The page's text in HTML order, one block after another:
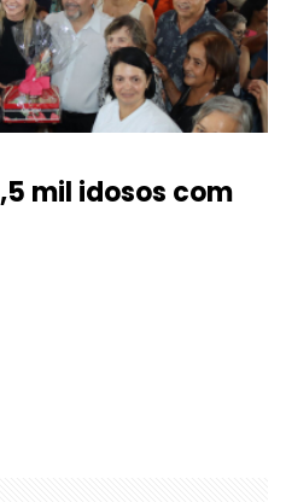
mil idosos com